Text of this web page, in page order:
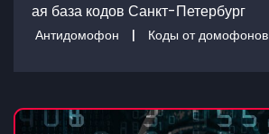
ая база кодов Санкт-Петербург
Антидомофон | Коды от домофонов